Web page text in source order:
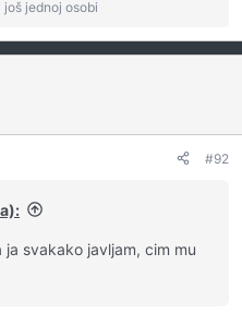
i još jednoj osobi
#92
svakako javljam, cim mu